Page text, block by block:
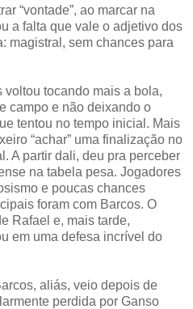
“vontade”, ao marcar na
a falta que vale o adjetivo dos
magistral, sem chances para
voltou tocando mais a bola,
campo e não deixando o
tentou no tempo inicial. Mais
“achar” uma finalização no
A partir dali, deu pra perceber
na tabela pesa. Jogadores
e poucas chances
foram com Barcos. O
Rafael e, mais tarde,
em uma defesa incrível do
aliás, veio depois de
perdida por Ganso